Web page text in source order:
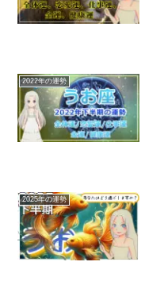
2022年の運勢
2025年の運勢